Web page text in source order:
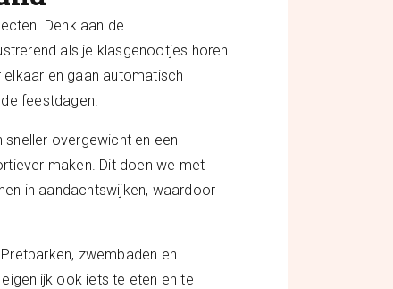
Denk aan de
als je klasgenootjes horen
en gaan automatisch
feestdagen.
sneller overgewicht en een
maken. Dit doen we met
in aandachtswijken, waardoor
zwembaden en
ook iets te eten en te